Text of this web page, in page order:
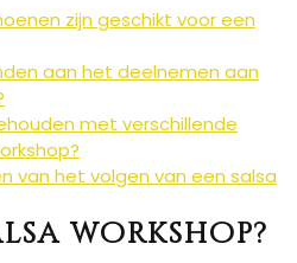
zijn geschikt voor een
aan het deelnemen aan
met verschillende
van het volgen van een salsa
workshop?